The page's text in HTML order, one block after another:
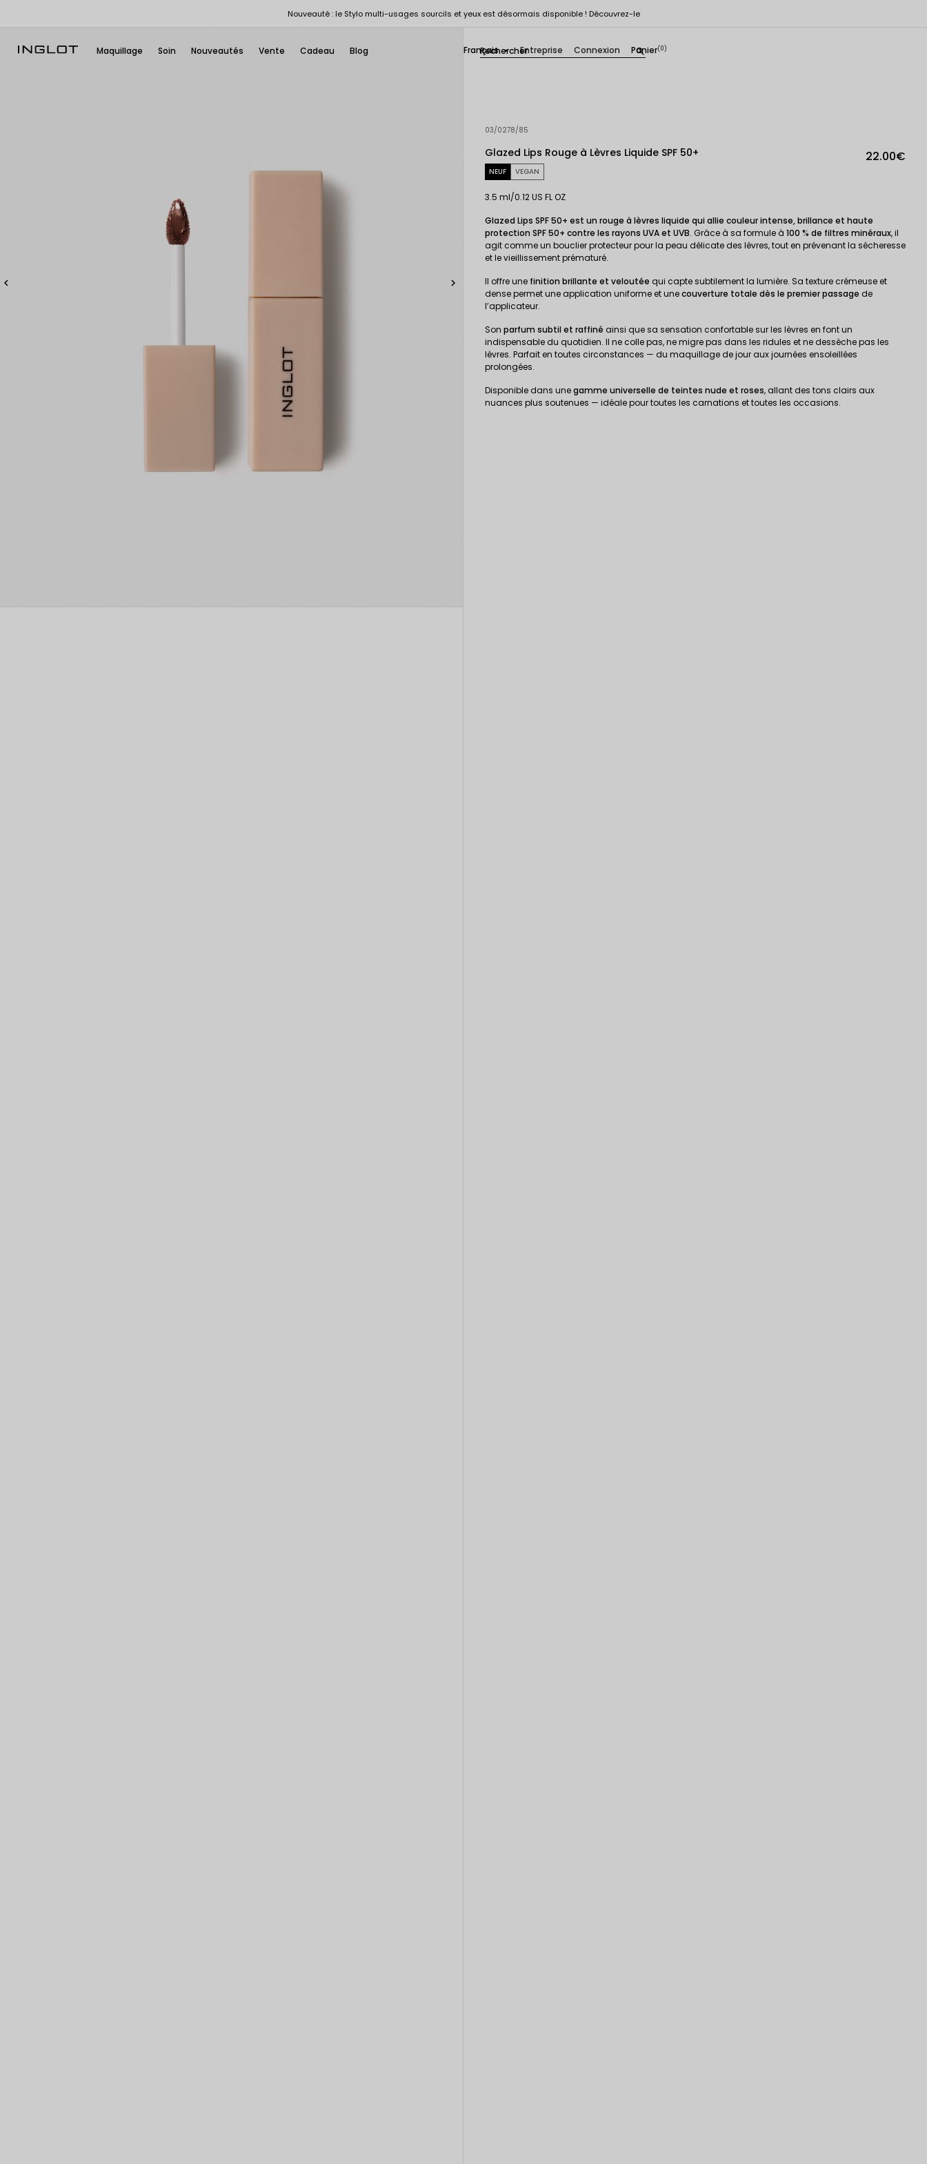
Nouveauté : le Stylo multi-usages sourcils et yeux est désormais disponible ! Découvrez-le
Maquillage Soin Nouveautés Vente Cadeau Blog search
Français  Entreprise Connexion Panier(0)
 
03/0278/85
Glazed Lips Rouge à Lèvres Liquide SPF 50+ 22.00€
NEUF VEGAN
3.5 ml/0.12 US FL OZ
Glazed Lips SPF 50+ est un rouge à lèvres liquide qui allie couleur intense, brillance et haute
protection SPF 50+ contre les rayons UVA et UVB. Grâce à sa formule à 100 % de filtres minéraux, il
agit comme un bouclier protecteur pour la peau délicate des lèvres, tout en prévenant la sécheresse
et le vieillissement prématuré.
Il offre une finition brillante et veloutée qui capte subtilement la lumière. Sa texture crémeuse et
dense permet une application uniforme et unecouverture totale dès le premier passage de
l’applicateur.
Son parfum subtil et raffiné ainsi que sa sensation confortable sur les lèvres en font un
indispensable du quotidien. Il ne colle pas, ne migre pas dans les ridules et ne dessèche pas les
lèvres. Parfait en toutes circonstances — du maquillage de jour aux journées ensoleillées
prolongées.
Disponible dans unegamme universelle de teintes nude et roses, allant des tons clairs aux
nuances plus soutenues — idéale pour toutes les carnations et toutes les occasions.